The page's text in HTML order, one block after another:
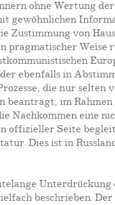
ohne Wertung der
gewöhnlichen
von
pragmatischer Weise
ebenfalls in
die nur selten
beantragt, im
eine
offizieller Seite
Dies ist in
beschrieben. Der